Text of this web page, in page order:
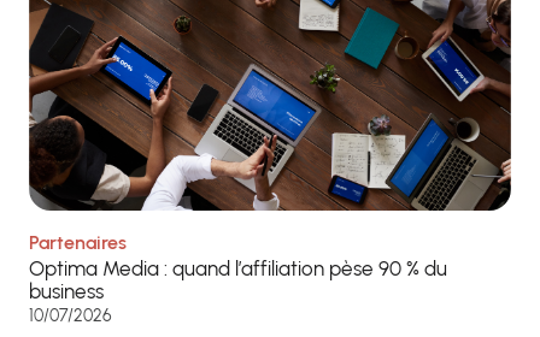
Partenaires
Optima Media : quand l’affiliation pèse 90 % du
business
10/07/2026